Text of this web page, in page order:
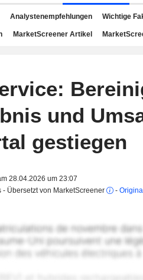
Analystenempfehlungen Wichtige
MarketScreener Artikel
und
gestiegen
28.04.2026 um 23:07
- Übersetzt von MarketScreener
-